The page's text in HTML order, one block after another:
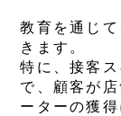
教育を通じ
きます。
特に、接客
で、顧客が
ーターの獲得